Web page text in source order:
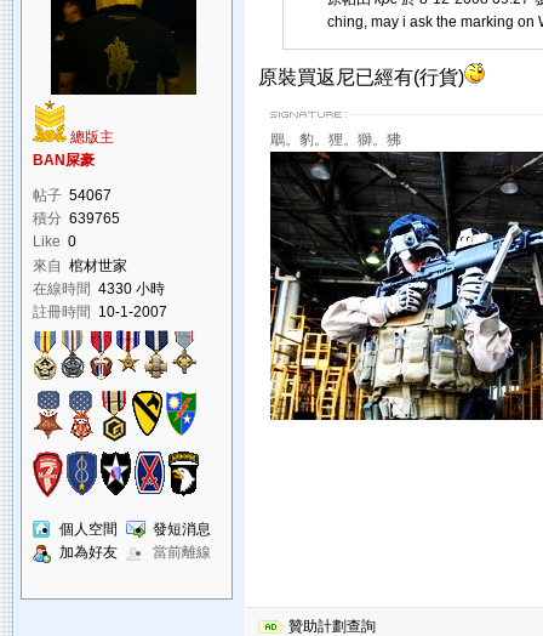
總版主
BAN屎豪
帖子 54067
積分 639765
Like 0
來自 棺材世家
在線時間 4330 小時
註冊時間
10-1-2007
個人空間
發短消息
加為好友
當前離線
ching, may i ask the marking on
原裝買返尼已經有(行貨)
鵰。豹。狸。獅。狒
贊助計劃查詢